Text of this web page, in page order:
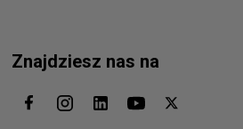
Znajdziesz nas na